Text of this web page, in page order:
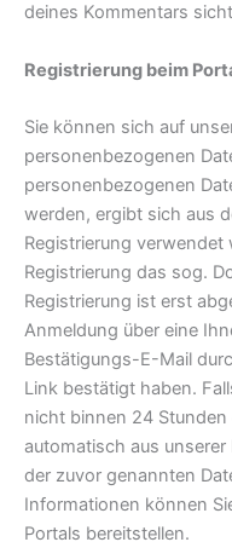
deines Kommentars
Registrierung beim
Sie können sich auf
personenbezogenen
personenbezogenen
werden, ergibt sich aus
Registrierung
Registrierung das sog.
Registrierung ist erst
Anmeldung über eine
Bestätigungs-E-Mail
Link bestätigt haben.
nicht binnen 24
automatisch aus
der zuvor genannten
Informationen können
Portals bereitstellen.